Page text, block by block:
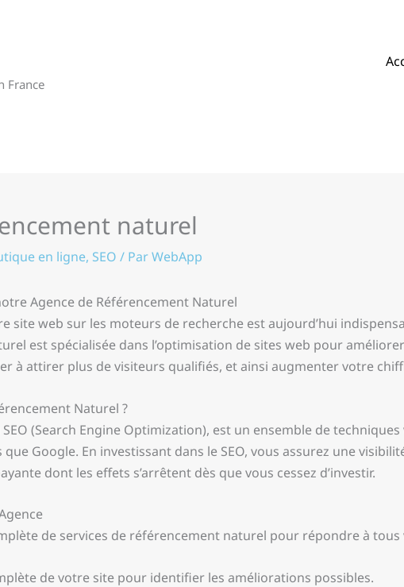
France
naturel
en ligne, SEO / ParWebApp
Agence de Référencement Naturel
site web sur les moteurs de recherche est aujourd’hui
est spécialisée dans l’optimisation de sites web pour
à attirer plus de visiteurs qualifiés, et ainsi augmenter votre
Naturel ?
(Search Engine Optimization), est un ensemble de
Google. En investissant dans le SEO, vous assurez une
dont les effets s’arrêtent dès que vous cessez d’investir.
de services de référencement naturel pour répondre à tous
de votre site pour identifier les améliorations possibles.